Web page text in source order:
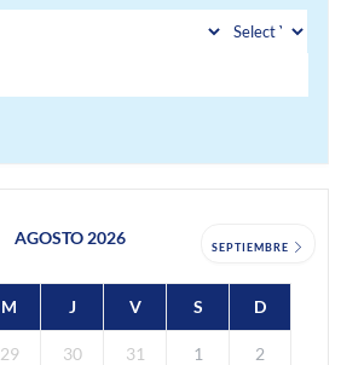
AGOSTO 2026 SEPTIEMBRE
M J V S D
29 30 31 1 2